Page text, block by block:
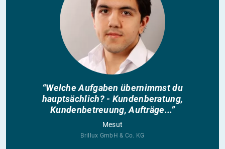
“Welche Aufgaben übernimmst du
hauptsächlich? - Kundenberatung,
Kundenbetreuung, Aufträge...”
Mesut
Brillux GmbH & Co. KG